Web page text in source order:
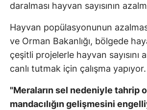
daralması hayvan sayısının
Hayvan popülasyonunun
ve Orman Bakanlığı, bölgede
çeşitli projelerle hayvan sayısını
canlı tutmak için çalışma yapıyor.
"Meraların sel nedeniyle tahrip
mandacılığın gelişmesini